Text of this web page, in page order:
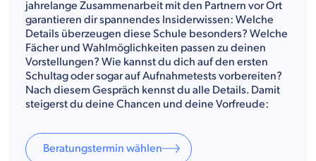
jahrelange Zusammenarbeit mit den Partnern vor Ort
garantieren dir spannendes Insiderwissen: Welche
Details überzeugen diese Schule besonders? Welche
Fächer und Wahlmöglichkeiten passen zu deinen
Vorstellungen? Wie kannst du dich auf den ersten
Schultag oder sogar auf Aufnahmetests vorbereiten?
Nach diesem Gespräch kennst du alle Details. Damit
steigerst du deine Chancen und deine Vorfreude:
Beratungstermin wählen